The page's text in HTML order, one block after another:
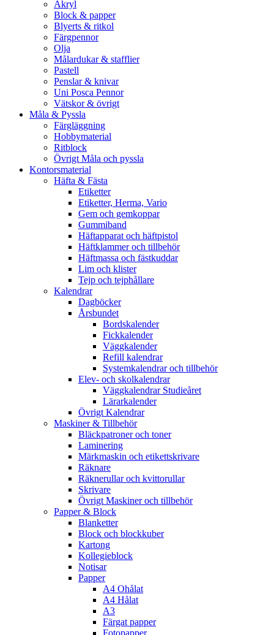
Akryl
Block & papper
Blyerts & ritkol
Färgpennor
Olja
Målardukar & stafflier
Pastell
Penslar & knivar
Uni Posca Pennor
Vätskor & övrigt
Måla & Pyssla
Färgläggning
Hobbymaterial
Ritblock
Övrigt Måla och pyssla
Kontorsmaterial
Häfta & Fästa
Etiketter
Etiketter, Herma, Vario
Gem och gemkoppar
Gummiband
Häftapparat och häftpistol
Häftklammer och tillbehör
Häftmassa och fästkuddar
Lim och klister
Tejp och tejphållare
Kalendrar
Dagböcker
Årsbundet
Bordskalender
Fickkalender
Väggkalender
Refill kalendrar
Systemkalendrar och tillbehör
Elev- och skolkalendrar
Väggkalendrar Studieåret
Lärarkalender
Övrigt Kalendrar
Maskiner & Tillbehör
Bläckpatroner och toner
Laminering
Märkmaskin och etikettskrivare
Räknare
Räknerullar och kvittorullar
Skrivare
Övrigt Maskiner och tillbehör
Papper & Block
Blanketter
Block och blockkuber
Kartong
Kollegieblock
Notisar
Papper
A4 Ohålat
A4 Hålat
A3
Färgat papper
Fotopapper